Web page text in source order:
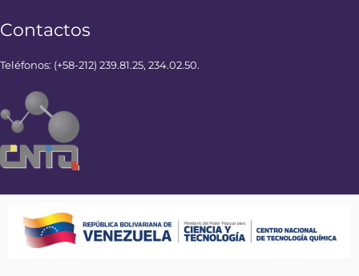
Contactos
Teléfonos: (+58-212) 239.81.25, 234.02.50.